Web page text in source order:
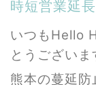
時短営業延
いつもHello
とうございま
熊本の蔓延